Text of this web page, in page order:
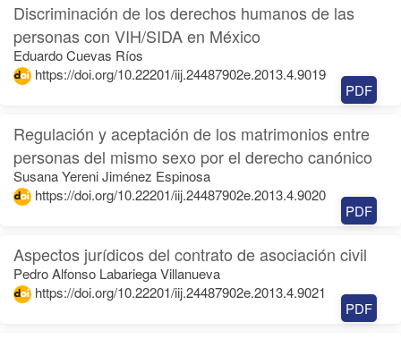
Discriminación de los derechos humanos de las
personas con VIH/SIDA en México
Eduardo Cuevas Ríos
https://doi.org/10.22201/iij.24487902e.2013.4.9019
PDF
Regulación y aceptación de los matrimonios entre
personas del mismo sexo por el derecho canónico
Susana Yereni Jiménez Espinosa
https://doi.org/10.22201/iij.24487902e.2013.4.9020
PDF
Aspectos jurídicos del contrato de asociación civil
Pedro Alfonso Labariega Villanueva
https://doi.org/10.22201/iij.24487902e.2013.4.9021
PDF